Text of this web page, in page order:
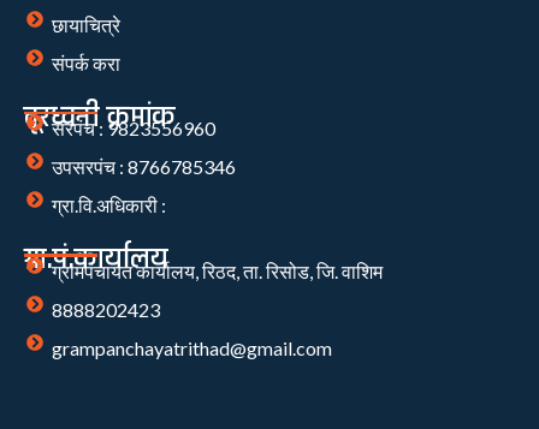
छायाचित्रे
संपर्क करा
दूरध्वनी क्रमांक
सरपंच : 9823556960
उपसरपंच : 8766785346
ग्रा.वि.अधिकारी :
ग्रा.पं.कार्यालय
ग्रामपंचायत कार्यालय, रिठद, ता. रिसोड, जि. वाशिम
8888202423
grampanchayatrithad@gmail.com